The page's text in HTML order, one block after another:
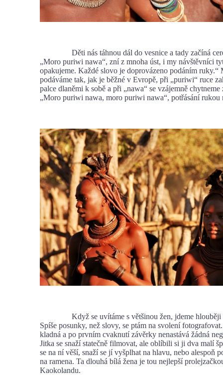
Děti nás táhnou dál do vesnice a tady začíná
„Moro puriwi nawa“, zní z mnoha úst, i my návštěvníci
opakujeme. Každé slovo je doprovázeno podáním ruky.“
podáváme tak, jak je běžné v Evropě, při „puriwi“ ruce
palce dlaněmi k sobě a při „nawa“ se vzájemně chytneme
„Moro puriwi nawa, moro puriwi nawa“, potřásání rukou
Když se uvítáme s většinou žen, jdeme hlouběji
Spíše posunky, než slovy, se ptám na svolení
kladná a po prvním cvaknutí závěrky nenastává žádná
Jitka se snaží statečně filmovat, ale oblíbili si ji dva malí
se na ní věší, snaží se jí vyšplhat na hlavu, nebo alespoň
na ramena. Ta dlouhá bílá žena je tou nejlepší
Kaokolandu.